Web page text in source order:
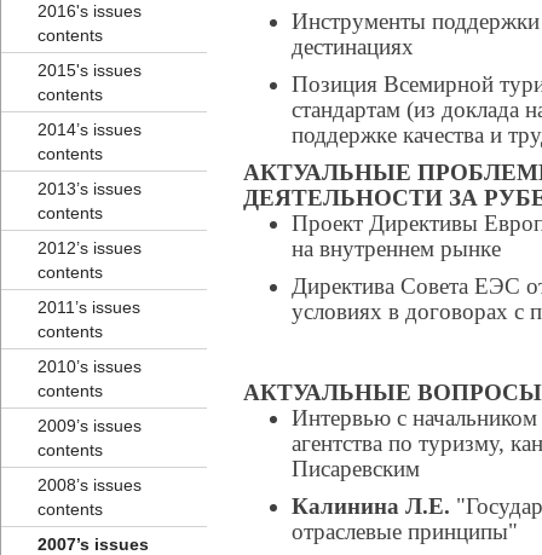
2016's issues
contents
2015's issues
contents
2014’s issues
contents
2013’s issues
contents
2012’s issues
contents
2011’s issues
contents
2010’s issues
contents
2009’s issues
contents
2008’s issues
contents
2007’s issues
Инструменты поддержки
дестинациях
Позиция Всемирной
стандартам (из доклада
поддержке качества и
АКТУАЛЬНЫЕ
ДЕЯТЕЛЬНОСТИ ЗА
Проект Директивы
на внутреннем рынке
Директива Совета ЕЭС
условиях в договорах
АКТУАЛЬНЫЕ
Интервью с
агентства по туризму,
Писаревским
Калинина Л.Е.
отраслевые принципы"